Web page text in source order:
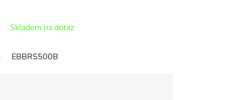
Skladem na dotaz
EBBRS500B